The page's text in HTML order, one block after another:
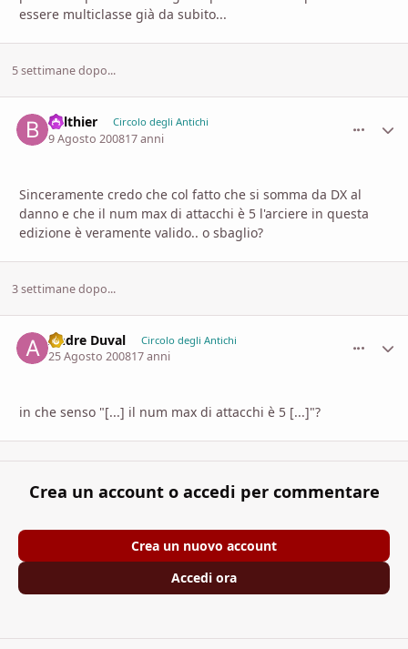
essere multiclasse già da subito...
5 settimane dopo...
Balthier Circolo degli Antichi
9 Agosto 200817 anni
Sinceramente credo che col fatto che si somma da DX al
danno e che il num max di attacchi è 5 l'arciere in questa
edizione è veramente valido.. o sbaglio?
3 settimane dopo...
Andre Duval Circolo degli Antichi
25 Agosto 200817 anni
in che senso "[...] il num max di attacchi è 5 [...]"?
Crea un account o accedi per commentare
Crea un nuovo account
Accedi ora